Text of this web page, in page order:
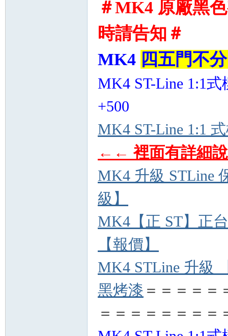
＃MK4 原廠黑
時請告知＃
MK4 四五門不
MK4 ST-Line 1:1
+500
MK4 ST-Line 1:1
←← 裡面有詳細
MK4 升級 STLine
級】
MK4【正 ST】正
【報價】
MK4 STLine 升級
黑烤漆 ＝＝＝＝＝
＝＝＝＝＝＝＝＝